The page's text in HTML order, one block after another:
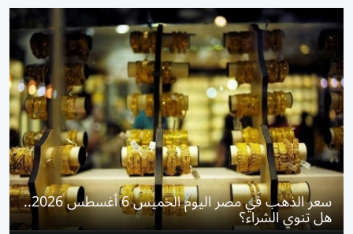
سعر الذهب في مصر اليوم الخميس 6 أغسطس 2026..
هل تنوي الشراء؟